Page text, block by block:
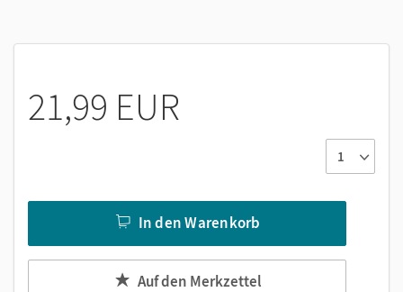
21,99 EUR
In den Warenkorb
Auf den Merkzettel